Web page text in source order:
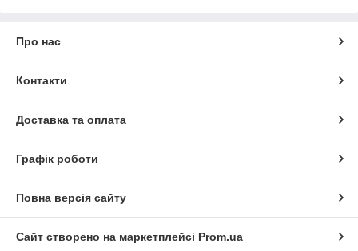
Про нас
Контакти
Доставка та оплата
Графік роботи
Повна версія сайту
Сайт створено на маркетплейсі Prom.ua